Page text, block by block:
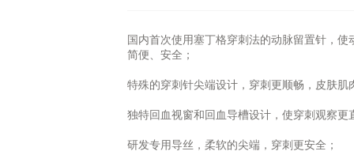
一次性使用压力延长管
国内首次使用塞丁格穿刺法的动脉留置针，使
简便、安全；
特殊的穿刺针尖端设计，穿刺更顺畅，皮肤肌
独特回血视窗和回血导槽设计，使穿刺观察更
研发专用导丝，柔软的尖端，穿刺更安全；